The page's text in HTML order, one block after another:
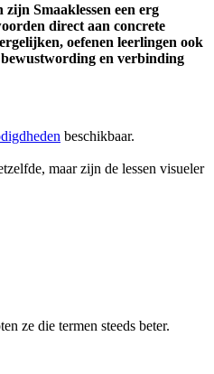
Smaaklessen een erg
direct aan concrete
oefenen leerlingen ook
bewustwording en verbinding
beschikbaar.
maar zijn de lessen visueler
ze die termen steeds beter.